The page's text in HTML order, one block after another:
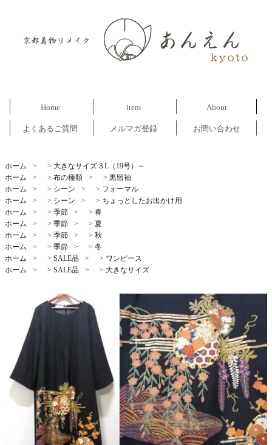
Home item About
よくあるご質問 メルマガ登録 お問い合わせ
ホーム > 大きなサイズ３L（19号）～
ホーム
>布の種類 >黒留袖
ホーム
> シーン > フォーマル
ホーム
> シーン > ちょっとしたお出かけ用
ホーム
>季節 >春
ホーム
>季節 >夏
ホーム
>季節 >秋
ホーム
>季節 >冬
ホーム
>SALE品 > ワンピース
ホーム
>SALE品 > 大きなサイズ